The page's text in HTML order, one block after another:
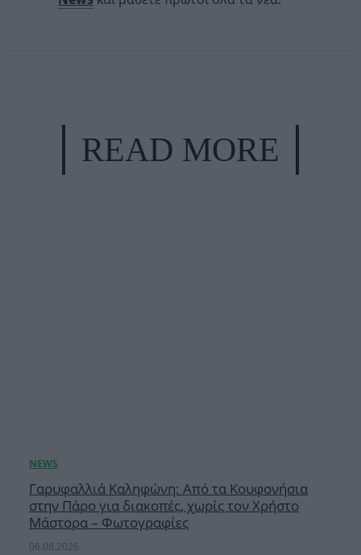
READ MORE
Γαρυφαλλιά Καληφώνη: Από τα Κουφονήσια
στην Πάρο για διακοπές, χωρίς τον Χρήστο
Μάστορα – Φωτογραφίες
06.08.2026